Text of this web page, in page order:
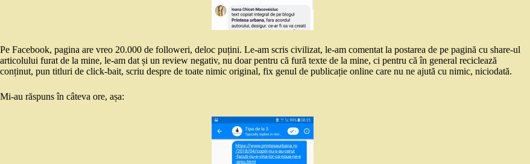
Pe Facebook, pagina are vreo 20.000 de followeri, deloc puțini. Le-am scris civilizat, le-am comentat la postarea de pe pagină cu share-ul
articolului furat de la mine, le-am dat și un review negativ, nu doar pentru că fură texte de la mine, ci pentru că în general reciclează
conținut, pun titluri de click-bait, scriu despre de toate nimic original, fix genul de publicație online care nu ne ajută cu nimic, niciodată.
Mi-au răspuns în câteva ore, așa: